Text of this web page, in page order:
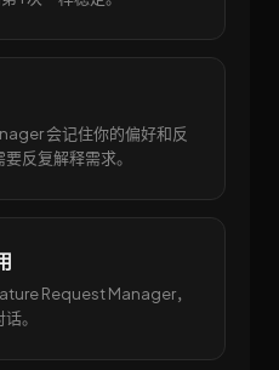
会记住你的偏好和反
反复解释需求。
Request Manager，
。